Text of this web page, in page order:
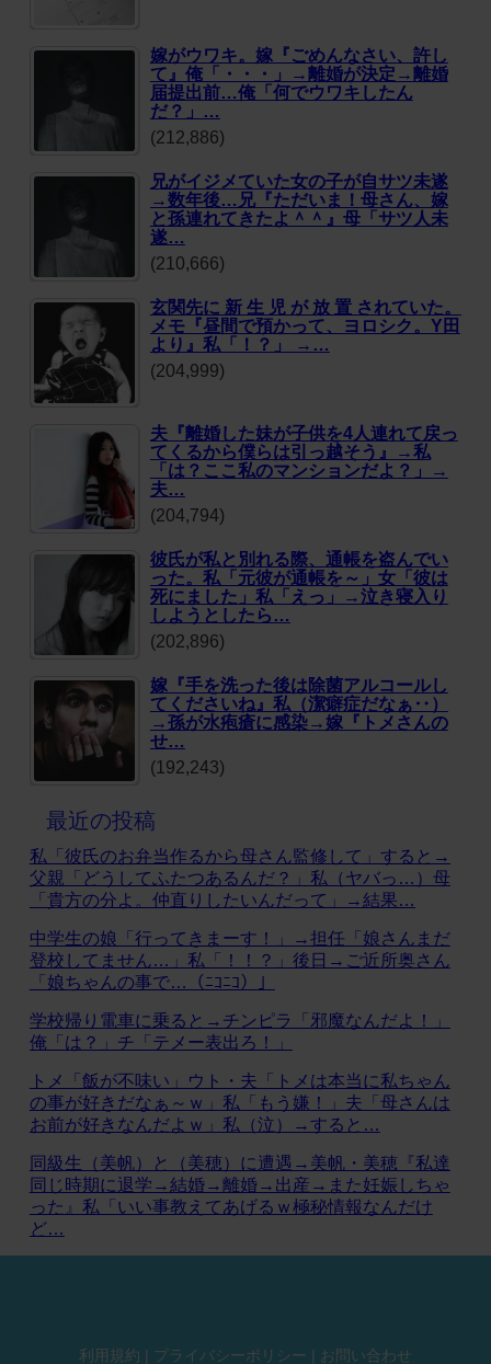
嫁がウワキ。嫁『ごめんなさい、許し
て』俺「・・・」→離婚が決定→離婚
届提出前…俺「何でウワキしたん
だ？」…
(212,886)
兄がイジメていた女の子が自サツ未遂
→数年後…兄『ただいま！母さん、嫁
と孫連れてきたよ＾＾』母「サツ人未
遂…
(210,666)
玄関先に 新 生 児 が 放 置 されていた。
メモ『昼間で預かって、ヨロシク。Y田
より』私「！？」 →…
(204,999)
夫『離婚した妹が子供を4人連れて戻っ
てくるから僕らは引っ越そう』→私
「は？ここ私のマンションだよ？」→
夫…
(204,794)
彼氏が私と別れる際、通帳を盗んでい
った。私「元彼が通帳を～」女「彼は
死にました」私「えっ」→泣き寝入り
しようとしたら…
(202,896)
嫁『手を洗った後は除菌アルコールし
てくださいね』私（潔癖症だなぁ‥）
→孫が水疱瘡に感染→嫁『トメさんの
せ…
(192,243)
最近の投稿
私「彼氏のお弁当作るから母さん監修して」すると→
父親「どうしてふたつあるんだ？」私（ヤバっ…）母
「貴方の分よ。仲直りしたいんだって」→結果…
中学生の娘「行ってきまーす！」→担任「娘さんまだ
登校してません…」私「！！？」後日→ご近所奥さん
「娘ちゃんの事で…（ﾆｺﾆｺ）」
学校帰り電車に乗ると→チンピラ「邪魔なんだよ！」
俺「は？」チ「テメー表出ろ！」
トメ「飯が不味い」ウト・夫「トメは本当に私ちゃん
の事が好きだなぁ～ｗ」私「もう嫌！」夫「母さんは
お前が好きなんだよｗ」私（泣）→すると…
同級生（美帆）と（美穂）に遭遇→美帆・美穂『私達
同じ時期に退学→結婚→離婚→出産→また妊娠しちゃ
った』私「いい事教えてあげるｗ極秘情報なんだけ
ど…
利用規約 | プライバシーポリシー | お問い合わせ